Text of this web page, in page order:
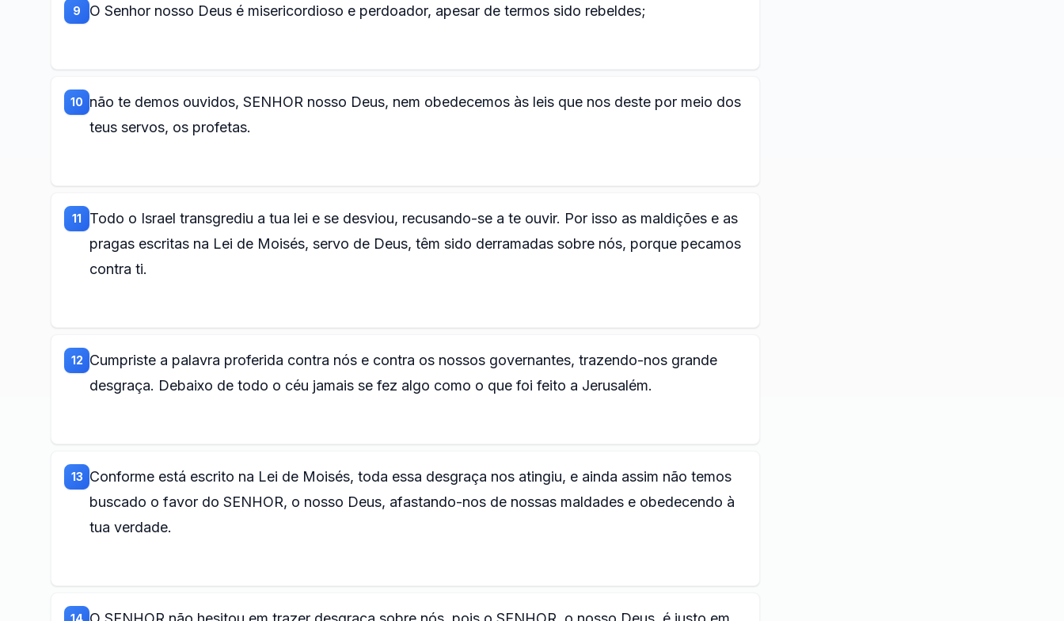
9 O Senhor nosso Deus é misericordioso e perdoador, apesar de termos sido rebeldes;
10 não te demos ouvidos, SENHOR nosso Deus, nem obedecemos às leis que nos deste por meio dos
teus servos, os profetas.
11
Todo o Israel transgrediu a tua lei e se desviou, recusando-se a te ouvir. Por isso as maldições e as
pragas escritas na Lei de Moisés, servo de Deus, têm sido derramadas sobre nós, porque pecamos
contra ti.
12 Cumpriste a palavra proferida contra nós e contra os nossos governantes, trazendo-nos grande
desgraça. Debaixo de todo o céu jamais se fez algo como o que foi feito a Jerusalém.
13 Conforme está escrito na Lei de Moisés, toda essa desgraça nos atingiu, e ainda assim não temos
buscado o favor do SENHOR, o nosso Deus, afastando-nos de nossas maldades e obedecendo à
tua verdade.
14